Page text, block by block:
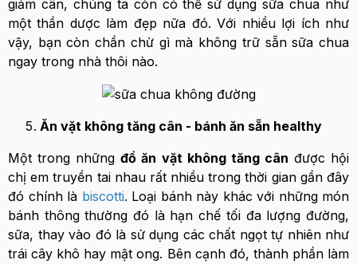
giảm cân, chúng ta còn có thể sử dụng sữa chua như
một thần dược làm đẹp nữa đó. Với nhiều lợi ích như
vậy, bạn còn chần chừ gì mà không trữ sẵn sữa chua
ngay trong nhà thôi nào.
Ăn vặt không tăng cân - bánh ăn sẵn healthy
Một trong nhữngđồ ăn vặt không tăng cân được hội
chị em truyền tai nhau rất nhiều trong thời gian gần đây
đó chính là biscotti. Loại bánh này khác với những món
bánh thông thường đó là hạn chế tối đa lượng đường,
sữa, thay vào đó là sử dụng các chất ngọt tự nhiên như
trái cây khô hay mật ong. Bên cạnh đó, thành phần làm